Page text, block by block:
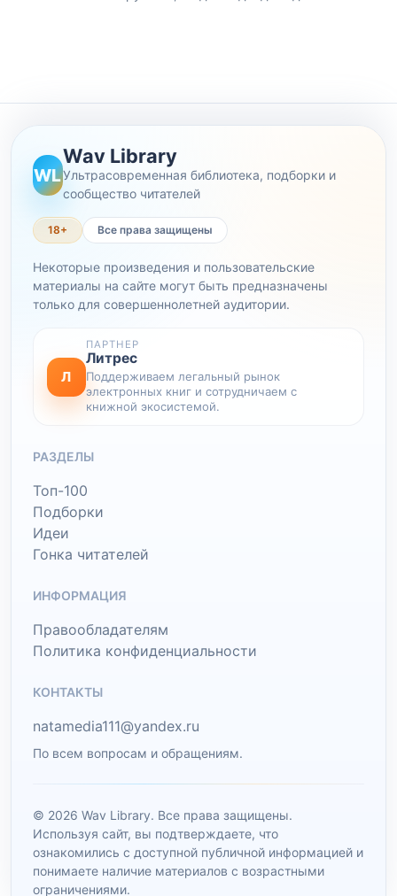
WL
Wav Library
Ультрасовременная библиотека, подборки и
сообщество читателей
18+ Все права защищены
Некоторые произведения и пользовательские
материалы на сайте могут быть предназначены
только для совершеннолетней аудитории.
Л
ПАРТНЕР
Литрес
Поддерживаем легальный рынок
электронных книг и сотрудничаем с
книжной экосистемой.
РАЗДЕЛЫ
Топ-100
Подборки
Идеи
Гонка читателей
ИНФОРМАЦИЯ
Правообладателям
Политика конфиденциальности
КОНТАКТЫ
natamedia111@yandex.ru
По всем вопросам и обращениям.
© 2026 Wav Library. Все права защищены.
Используя сайт, вы подтверждаете, что
ознакомились с доступной публичной информацией и
понимаете наличие материалов с возрастными
ограничениями.